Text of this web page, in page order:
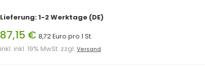
Lieferung: 1-2 Werktage (DE)
87,15 € 8,72 Euro pro 1 St.
inkl. inkl. 19% MwSt. zzgl. Versand